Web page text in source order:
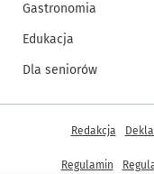
Gastronomia
Edukacja
Dla seniorów
Inne
Redakcja
Regulamin